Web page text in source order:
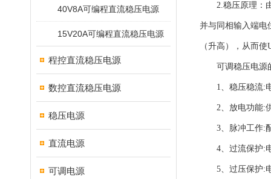
40V8A可编程直流稳压电源
15V20A可编程直流稳压电源
程控直流稳压电源
数控直流稳压电源
稳压电源
直流电源
可调电源
2.稳压原理：由
并与同相输入端电
（升高），从而
可调稳压电源
1、稳压稳流:电
2、放电功能:供
3、脉冲工作:配
4、过流保护:电
5、过压保护:电